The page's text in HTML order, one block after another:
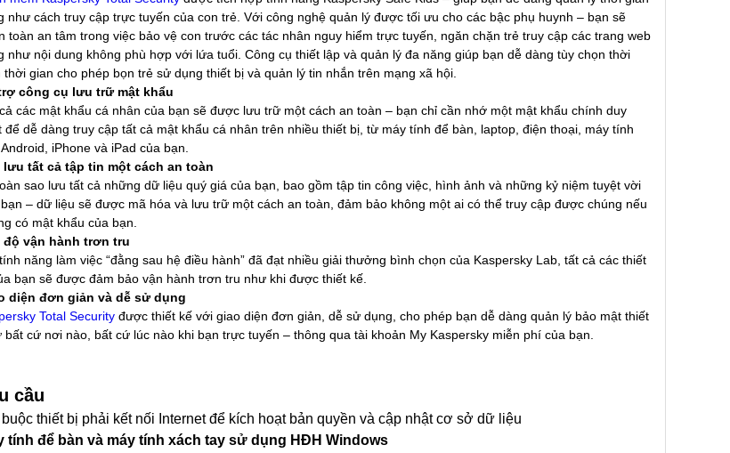
như cách truy cập trực tuyến của con trẻ. Với công nghệ quản lý được tối ưu cho các bậc phụ huynh – bạn sẽ
toàn an tâm trong việc bảo vệ con trước các tác nhân nguy hiểm trực tuyến, ngăn chặn trẻ truy cập các trang web
như nội dung không phù hợp với lứa tuổi. Công cụ thiết lập và quản lý đa năng giúp bạn dễ dàng tùy chọn thời
thời gian cho phép bọn trẻ sử dụng thiết bị và quản lý tin nhắn trên mạng xã hội.
công cụ lưu trữ mật khẩu
các mật khẩu cá nhân của bạn sẽ được lưu trữ một cách an toàn – bạn chỉ cần nhớ một mật khẩu chính duy
để dễ dàng truy cập tất cả mật khẩu cá nhân trên nhiều thiết bị, từ máy tính để bàn, laptop, điện thoại, máy tính
iPhone và iPad của bạn.
lưu tất cả tập tin một cách an toàn
sao lưu tất cả những dữ liệu quý giá của bạn, bao gồm tập tin công việc, hình ảnh và những kỷ niệm tuyệt vời
– dữ liệu sẽ được mã hóa và lưu trữ một cách an toàn, đảm bảo không một ai có thể truy cập được chúng nếu
có mật khẩu của bạn.
độ vận hành trơn tru
năng làm việc “đằng sau hệ điều hành” đã đạt nhiều giải thưởng bình chọn của Kaspersky Lab, tất cả các thiết
bạn sẽ được đảm bảo vận hành trơn tru như khi được thiết kế.
diện đơn giản và dễ sử dụng
Total Security được thiết kế với giao diện đơn giản, dễ sử dụng, cho phép bạn dễ dàng quản lý bảo mật thiết
bất cứ nơi nào, bất cứ lúc nào khi bạn trực tuyến – thông qua tài khoản My Kaspersky miễn phí của bạn.
cầu
buộc thiết bị phải kết nối Internet để kích hoạt bản quyền và cập nhật cơ sở dữ liệu
tính để bàn và máy tính xách tay sử dụng HĐH Windows